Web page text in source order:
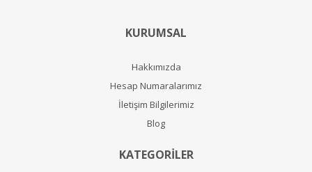
KURUMSAL
Hakkımızda
Hesap Numaralarımız
İletişim Bilgilerimiz
Blog
KATEGORİLER